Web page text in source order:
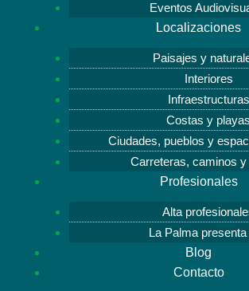
Eventos
Localizaciones
Paisajes y
Interiores
Infraestructuras
Costas y playas
Ciudades, pueblos y
Carreteras, caminos y
Profesionales
Alta
La Palma
Blog
Contacto